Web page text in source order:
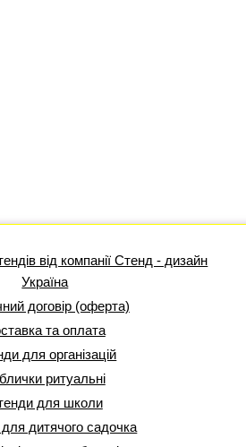
від компанії Стенд - дизайн
Україна
договір (оферта)
та оплата
для організацій
ритуальні
для школи
дитячого садочка